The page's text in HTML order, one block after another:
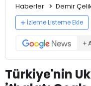
Haberler Demir
İzleme Listeme Ekle
+
Türkiye'nin